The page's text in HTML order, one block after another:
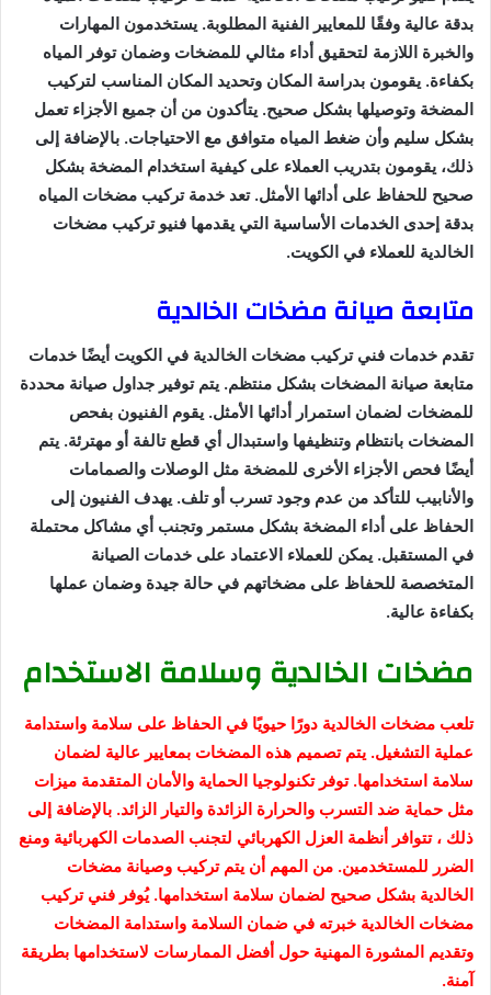
بدقة عالية وفقًا للمعايير الفنية المطلوبة. يستخدمون المهارات
والخبرة اللازمة لتحقيق أداء مثالي للمضخات وضمان توفر المياه
بكفاءة. يقومون بدراسة المكان وتحديد المكان المناسب لتركيب
المضخة وتوصيلها بشكل صحيح. يتأكدون من أن جميع الأجزاء تعمل
بشكل سليم وأن ضغط المياه متوافق مع الاحتياجات. بالإضافة إلى
ذلك، يقومون بتدريب العملاء على كيفية استخدام المضخة بشكل
صحيح للحفاظ على أدائها الأمثل. تعد خدمة تركيب مضخات المياه
بدقة إحدى الخدمات الأساسية التي يقدمها فنيو تركيب مضخات
الخالدية للعملاء في الكويت.
متابعة صيانة مضخات الخالدية
تقدم خدمات فني تركيب مضخات الخالدية في الكويت أيضًا خدمات
متابعة صيانة المضخات بشكل منتظم. يتم توفير جداول صيانة محددة
للمضخات لضمان استمرار أدائها الأمثل. يقوم الفنيون بفحص
المضخات بانتظام وتنظيفها واستبدال أي قطع تالفة أو مهترئة. يتم
أيضًا فحص الأجزاء الأخرى للمضخة مثل الوصلات والصمامات
والأنابيب للتأكد من عدم وجود تسرب أو تلف. يهدف الفنيون إلى
الحفاظ على أداء المضخة بشكل مستمر وتجنب أي مشاكل محتملة
في المستقبل. يمكن للعملاء الاعتماد على خدمات الصيانة
المتخصصة للحفاظ على مضخاتهم في حالة جيدة وضمان عملها
بكفاءة عالية.
مضخات الخالدية وسلامة الاستخدام
تلعب مضخات الخالدية دورًا حيويًا في الحفاظ على سلامة واستدامة
عملية التشغيل. يتم تصميم هذه المضخات بمعايير عالية لضمان
سلامة استخدامها. توفر تكنولوجيا الحماية والأمان المتقدمة ميزات
مثل حماية ضد التسرب والحرارة الزائدة والتيار الزائد. بالإضافة إلى
ذلك ، تتوافر أنظمة العزل الكهربائي لتجنب الصدمات الكهربائية ومنع
الضرر للمستخدمين. من المهم أن يتم تركيب وصيانة مضخات
الخالدية بشكل صحيح لضمان سلامة استخدامها. يُوفر فني تركيب
مضخات الخالدية خبرته في ضمان السلامة واستدامة المضخات
وتقديم المشورة المهنية حول أفضل الممارسات لاستخدامها بطريقة
آمنة.